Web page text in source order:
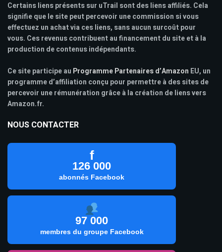
Certains liens présents sur uTrail sont des liens affiliés. Cela
signifie que le site peut percevoir une commission si vous
effectuez un achat via ces liens, sans aucun surcoût pour
vous. Ces revenus contribuent au financement du site et à la
production de contenus indépendants.
Ce site participe au Programme Partenaires d’Amazon EU, un
programme d’affiliation conçu pour permettre à des sites de
percevoir une rémunération grâce à la création de liens vers
Amazon.fr.
NOUS CONTACTER
f
126 000
abonnés Facebook
97 000
membres du groupe Facebook